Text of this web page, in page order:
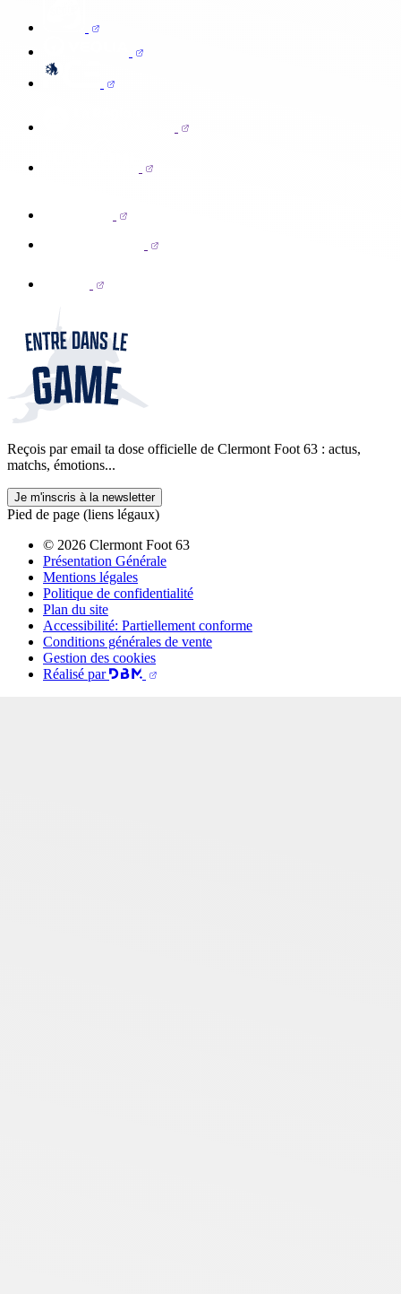
Reçois par email ta dose officielle de Clermont Foot 63 : actus,
matchs, émotions...
Je m'inscris à la newsletter
Pied de page (liens légaux)
© 2026 Clermont Foot 63
Présentation Générale
Mentions légales
Politique de confidentialité
Plan du site
Accessibilité: Partiellement conforme
Conditions générales de vente
Gestion des cookies
Réalisé par